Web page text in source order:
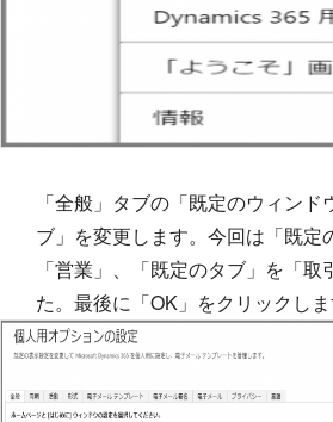
「全般」タブの「既定のウィンド
ブ」を変更します。今回は「既定
「営業」、「既定のタブ」を「
た。最後に「OK」をクリックしま